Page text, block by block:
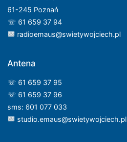
61-245 Poznań
☏ 61 659 37 94
radioemaus@swietywojciech.pl
Antena
☏ 61 659 37 95
☏ 61 659 37 96
sms: 601 077 033
studio.emaus@swietywojciech.pl